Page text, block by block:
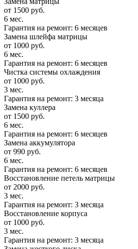
от 1500 руб.
6 мес.
Гарантия на ремонт: 6 месяцев
Замена шлейфа матрицы
от 1000 руб.
6 мес.
Гарантия на ремонт: 6 месяцев
Чистка системы охлаждения
от 1000 руб.
3 мес.
Гарантия на ремонт: 3 месяца
Замена куллера
от 1500 руб.
6 мес.
Гарантия на ремонт: 6 месяцев
Замена аккумулятора
от 990 руб.
6 мес.
Гарантия на ремонт: 6 месяцев
Восстановление петель матрицы
от 2000 руб.
3 мес.
Гарантия на ремонт: 3 месяца
Восстановление корпуса
от 1000 руб.
3 мес.
Гарантия на ремонт: 3 месяца